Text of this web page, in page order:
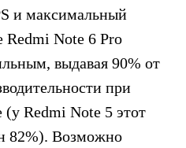
и максимальный
Redmi Note 6 Pro
выдавая 90% от
при
(у Redmi Note 5 этот
82%). Возможно